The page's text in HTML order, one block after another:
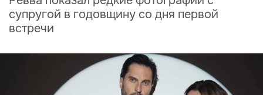
супругой в годовщину со дня первой
встречи